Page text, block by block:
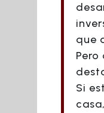
que
Si